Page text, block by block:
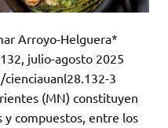
Arroyo-Helguera*
julio-agosto 2025
3
(MN) constituyen
y compuestos, entre los